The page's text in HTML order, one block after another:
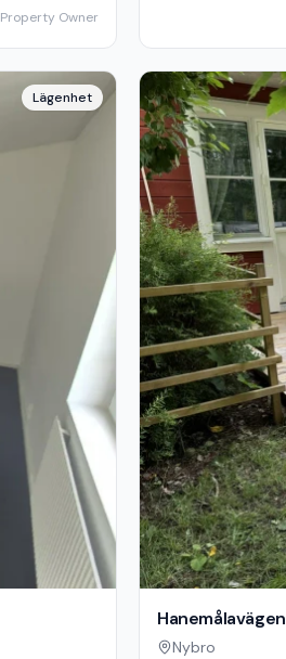
Property Owner
Lägenhet
Hanemålavägen
Nybro